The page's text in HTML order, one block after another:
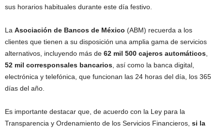
sus horarios habituales durante este día festivo.
La Asociación de Bancos de México (ABM) recuerda a los
clientes que tienen a su disposición una amplia gama de servicios
alternativos, incluyendo más de 62 mil 500 cajeros automáticos,
52 mil corresponsales bancarios, así como la banca digital,
electrónica y telefónica, que funcionan las 24 horas del día, los 365
días del año.
Es importante destacar que, de acuerdo con la Ley para la
Transparencia y Ordenamiento de los Servicios Financieros, si la